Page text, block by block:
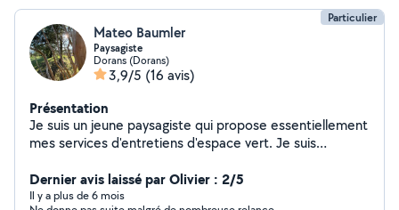
Particulier
Mateo Baumler
Paysagiste
Dorans (Dorans)
3,9/5 (16 avis)
Présentation
Je suis un jeune paysagiste qui propose essentiellement
mes services d'entretiens d'espace vert. Je suis
connaissances à mes clients. J'agis sur un large
périmètre autour de Belfort/Montbéliard.
Dernier avis laissé par Olivier : 2/5
Il y a plus de 6 mois